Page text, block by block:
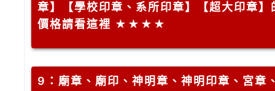
章】【學校印章、系所印章】【超大印章】
價格請看這裡 ★★★★
9 ：廟章、廟印、神明章、神明印章、宮章